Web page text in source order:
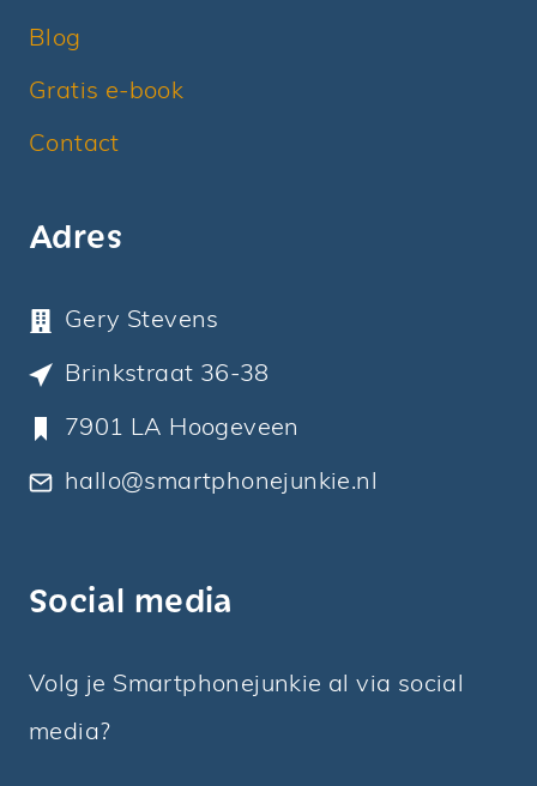
Blog
Gratis e-book
Contact
Adres
Gery Stevens
Brinkstraat 36-38
7901 LA Hoogeveen
hallo@smartphonejunkie.nl
Social media
Volg je Smartphonejunkie al via social
media?